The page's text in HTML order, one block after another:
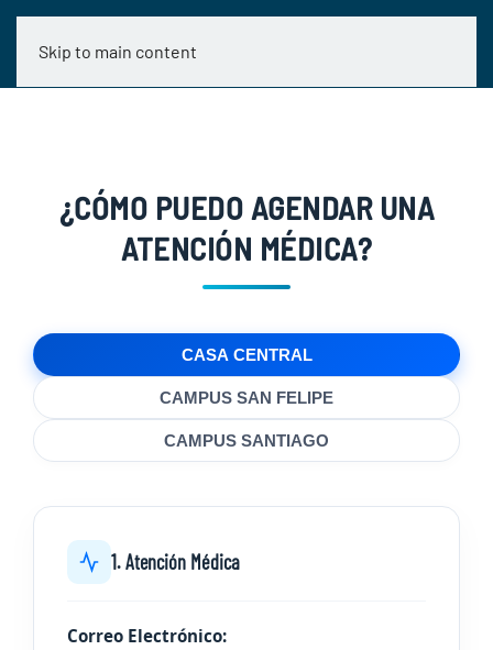
Skip to main content
¿CÓMO PUEDO AGENDAR UNA
ATENCIÓN MÉDICA?
CASA CENTRAL
CAMPUS SAN FELIPE
CAMPUS SANTIAGO
1. Atención Médica
Correo Electrónico: